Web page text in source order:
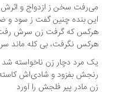
سخن ز ازدواج ‌و اثرش
بنده چنین گفت ز سود و ضررش
که گرفت زن سرش رفت کلاه
نگرفت، بی کله ماند سرش‌
مرد دچار زن ناخواسته شد
بفزود و شادی‌اش کاسته شد
مادر پیر فلجش را آورد